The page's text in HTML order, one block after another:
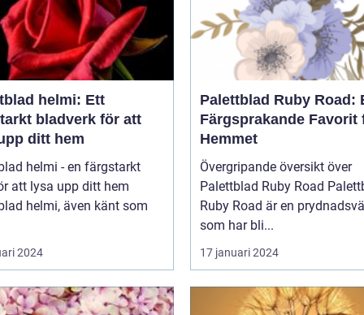
helmi: Ett
bladverk för att
ditt hem
helmi - en färgstarkt
att lysa upp ditt hem
helmi, även känt som
2024
Palettblad Ruby Road:
Färgsprakande Favorit
Hemmet
Övergripande översikt över
Palettblad Ruby Road Palettblad
Ruby Road är en
som har bli...
17 januari 2024